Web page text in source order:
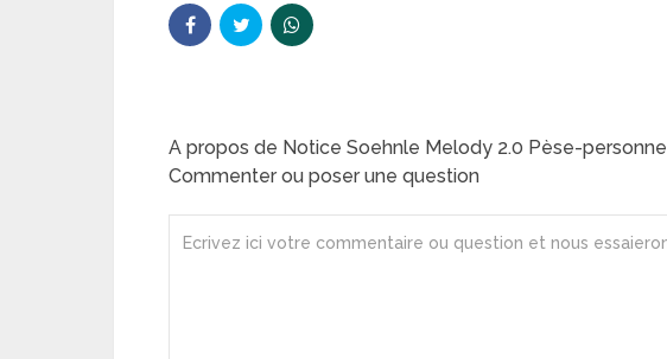
A propos de Notice Soehnle Melody 2.0 Pèse-personne
Commenter ou poser une question